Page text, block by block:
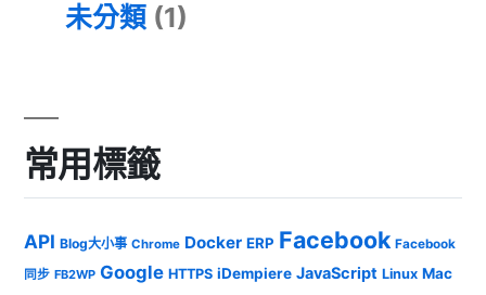
未分類 (1)
常用標籤
API Blog大小事 Chrome Docker ERP Facebook Facebook
同步 FB2WP Google HTTPS iDempiere JavaScript Linux Mac